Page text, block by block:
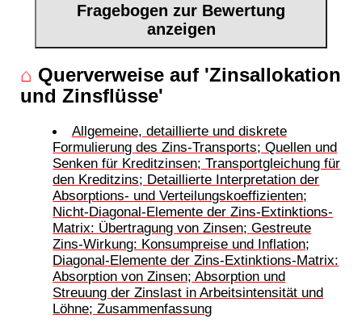
Fragebogen zur Bewertung
anzeigen
⌂ Querverweise auf 'Zinsallokation
und Zinsflüsse'
Allgemeine, detaillierte und diskrete
Formulierung des Zins-Transports; Quellen und
Senken für Kreditzinsen; Transportgleichung für
den Kreditzins; Detaillierte Interpretation der
Absorptions- und Verteilungskoeffizienten;
Nicht-Diagonal-Elemente der Zins-Extinktions-
Matrix: Übertragung von Zinsen; Gestreute
Zins-Wirkung: Konsumpreise und Inflation;
Diagonal-Elemente der Zins-Extinktions-Matrix:
Absorption von Zinsen; Absorption und
Streuung der Zinslast in Arbeitsintensität und
Löhne; Zusammenfassung